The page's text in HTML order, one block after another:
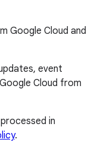
Google Cloud and
event
Cloud from
in
.